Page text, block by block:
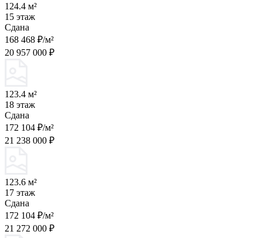
124.4 м²
15 этаж
Сдана
168 468 ₽/м²
20 957 000 ₽
123.4 м²
18 этаж
Сдана
172 104 ₽/м²
21 238 000 ₽
123.6 м²
17 этаж
Сдана
172 104 ₽/м²
21 272 000 ₽